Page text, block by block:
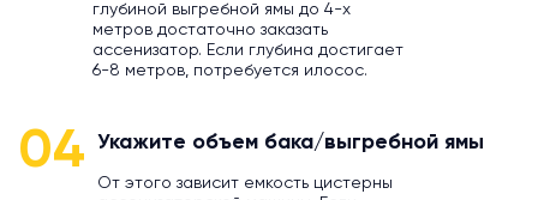
глубиной выгребной ямы до 4-х
метров достаточно заказать
ассенизатор. Если глубина достигает
6-8 метров, потребуется илосос.
04 Укажите объем бака/выгребной ямы
От этого зависит емкость цистерны